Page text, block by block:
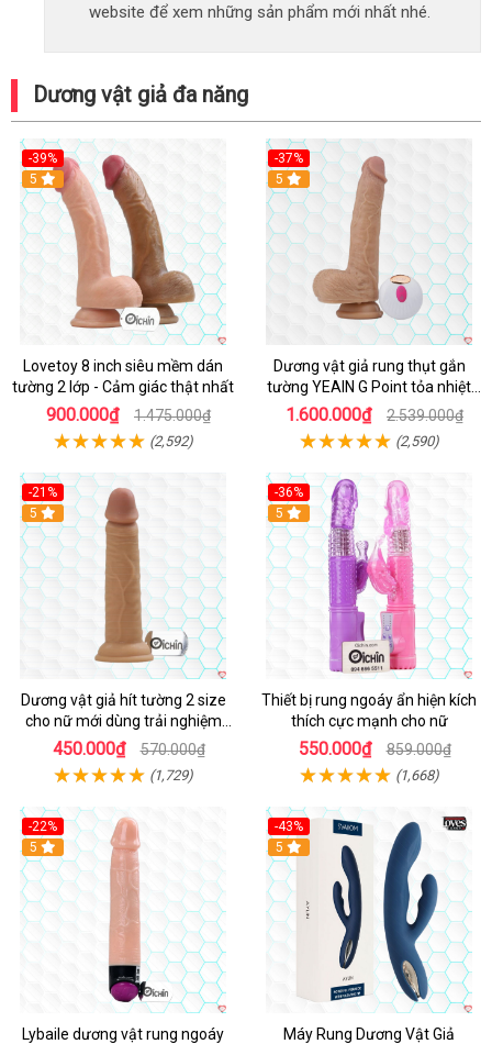
website để xem những sản phẩm mới nhất nhé.
Dương vật giả đa năng
-39%
Hot
5
Lovetoy 8 inch siêu mềm dán
tường 2 lớp - Cảm giác thật nhất
900.000₫ 1.475.000₫
(2,592)
-37%
5
Dương vật giả rung thụt gắn
tường YEAIN G Point tỏa nhiệt
điều khiển từ xa
1.600.000₫ 2.539.000₫
(2,590)
-21%
Hot
5
Dương vật giả hít tường 2 size
cho nữ mới dùng trải nghiệm
thật
450.000₫ 570.000₫
(1,729)
-36%
Hot
5
Thiết bị rung ngoáy ẩn hiện kích
thích cực mạnh cho nữ
550.000₫ 859.000₫
(1,668)
-22%
Hot
5
Lybaile dương vật rung ngoáy
-43%
Hot
5
Máy Rung Dương Vật Giả